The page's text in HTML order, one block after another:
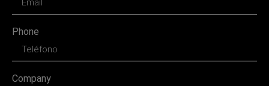
Phone
Company